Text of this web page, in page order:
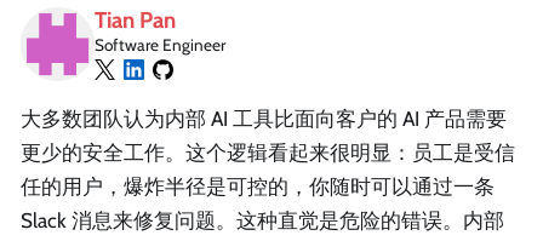
Tian Pan
Software Engineer
大多数团队认为内部 AI 工具比面向客户的 AI 产品需要
更少的安全工作。这个逻辑看起来很明显：员工是受信
任的用户，爆炸半径是可控的，你随时可以通过一条
Slack 消息来修复问题。这种直觉是危险的错误。内部